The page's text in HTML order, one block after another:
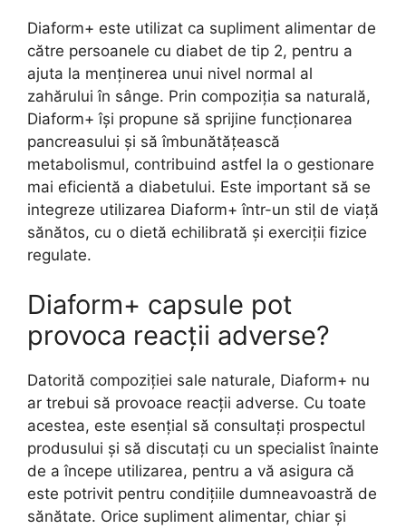
Diaform+ este utilizat ca supliment alimentar de
către persoanele cu diabet de tip 2, pentru a
ajuta la menținerea unui nivel normal al
zahărului în sânge. Prin compoziția sa naturală,
Diaform+ își propune să sprijine funcționarea
pancreasului și să îmbunătățească
metabolismul, contribuind astfel la o gestionare
mai eficientă a diabetului. Este important să se
integreze utilizarea Diaform+ într-un stil de viață
sănătos, cu o dietă echilibrată și exerciții fizice
regulate.
Diaform+ capsule pot
provoca reacții adverse?
Datorită compoziției sale naturale, Diaform+ nu
ar trebui să provoace reacții adverse. Cu toate
acestea, este esențial să consultați prospectul
produsului și să discutați cu un specialist înainte
de a începe utilizarea, pentru a vă asigura că
este potrivit pentru condițiile dumneavoastră de
sănătate. Orice supliment alimentar, chiar și